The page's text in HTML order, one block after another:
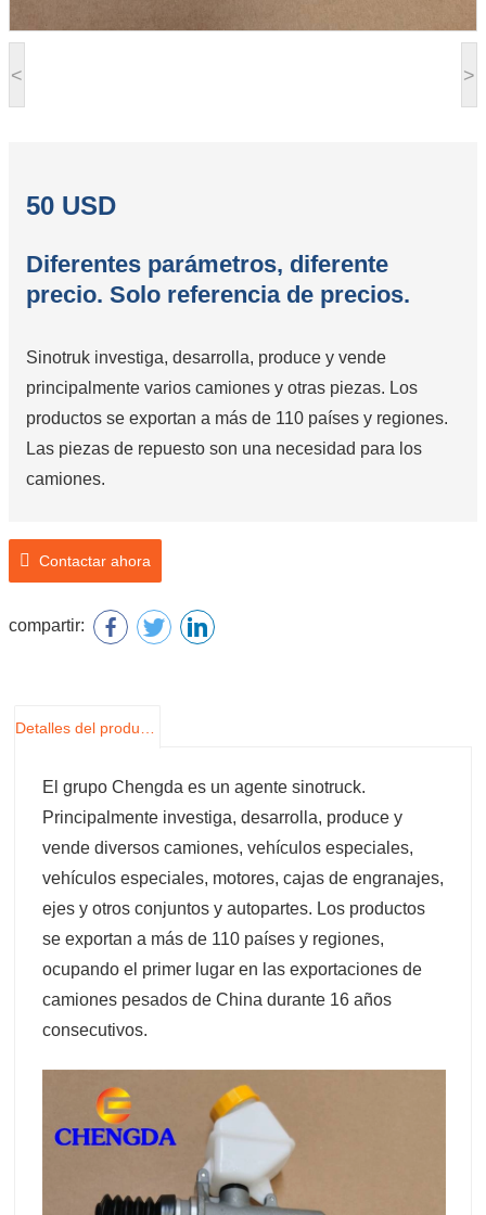
< >
50 USD
Diferentes parámetros, diferente
precio. Solo referencia de precios.
Sinotruk investiga, desarrolla, produce y vende
principalmente varios camiones y otras piezas. Los
productos se exportan a más de 110 países y regiones.
Las piezas de repuesto son una necesidad para los
camiones.
Marca: Sinotruk
Número de modelo: WG9719230023/1
Contactar ahora
compartir:
El grupo Chengda es un agente sinotruck.
Principalmente investiga, desarrolla, produce y
vende diversos camiones, vehículos especiales,
vehículos especiales, motores, cajas de engranajes,
ejes y otros conjuntos y autopartes. Los productos
se exportan a más de 110 países y regiones,
ocupando el primer lugar en las exportaciones de
camiones pesados de China durante 16 años
consecutivos.